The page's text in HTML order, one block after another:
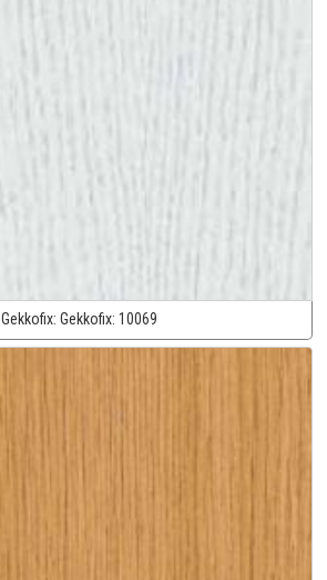
Gekkofix: Gekkofix: 10069